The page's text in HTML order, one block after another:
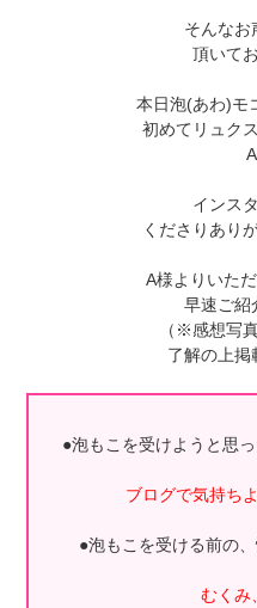
そんなお
頂いて
本日泡(あわ)モ
初めてリュク
インス
くださりあり
A様よりいた
早速ご紹
（※感想写
了解の上掲
●泡もこを受けようと思
ブログで気持ち
●泡もこを受ける前の
むくみ